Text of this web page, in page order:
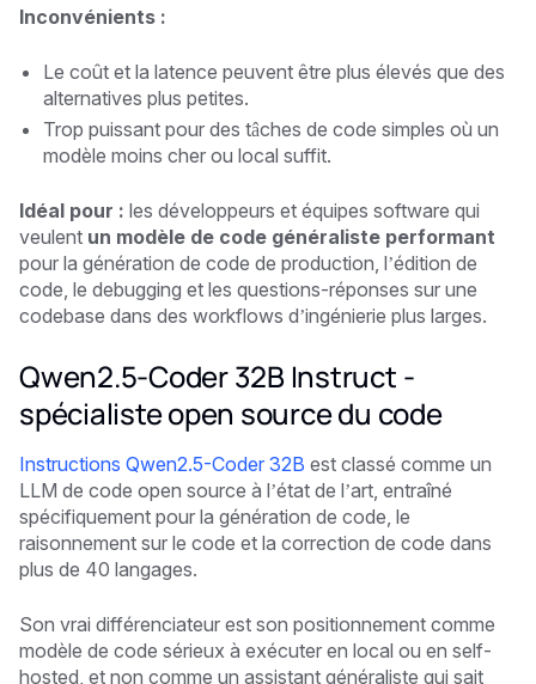
Inconvénients :
Le coût et la latence peuvent être plus élevés que des
alternatives plus petites.
Trop puissant pour des tâches de code simples où un
modèle moins cher ou local suffit.
Idéal pour : les développeurs et équipes software qui
veulent un modèle de code généraliste performant
pour la génération de code de production, l’édition de
code, le debugging et les questions-réponses sur une
codebase dans des workflows d’ingénierie plus larges.
Qwen2.5-Coder 32B Instruct -
spécialiste open source du code
Instructions Qwen2.5-Coder 32B est classé comme un
LLM de code open source à l’état de l’art, entraîné
spécifiquement pour la génération de code, le
raisonnement sur le code et la correction de code dans
plus de 40 langages.
Son vrai différenciateur est son positionnement comme
modèle de code sérieux à exécuter en local ou en self-
hosted, et non comme un assistant généraliste qui sait